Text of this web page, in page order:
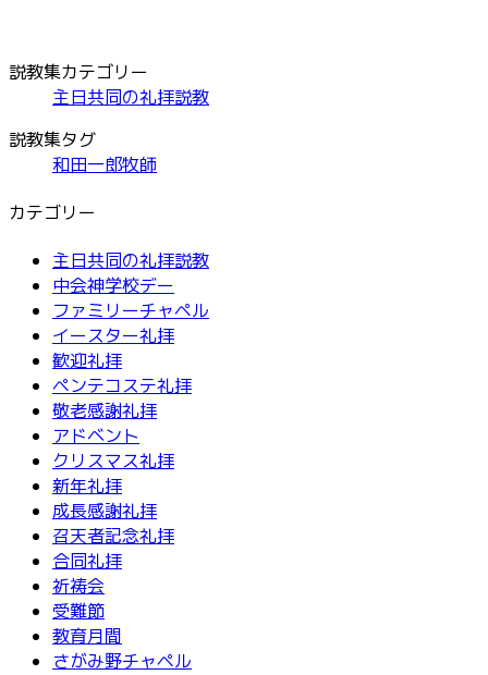
説教集カテゴリー
主日共同の礼拝説教
説教集タグ
和田一郎牧師
カテゴリー
主日共同の礼拝説教
中会神学校デー
ファミリーチャペル
イースター礼拝
歓迎礼拝
ペンテコステ礼拝
敬老感謝礼拝
アドベント
クリスマス礼拝
新年礼拝
成長感謝礼拝
召天者記念礼拝
合同礼拝
祈祷会
受難節
教育月間
さがみ野チャペル